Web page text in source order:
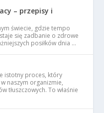
– przepisy i
świecie, gdzie tempo
się zadbanie o zdrowe
posiłków dnia …
istotny proces, który
naszym organizmie,
tłuszczowych. To właśnie